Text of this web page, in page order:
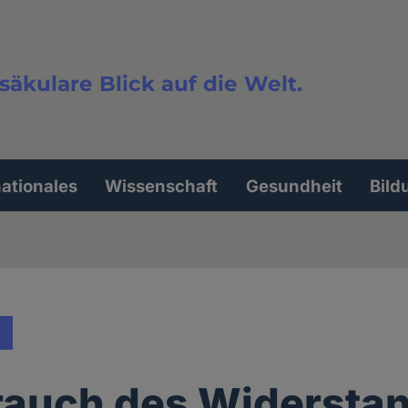
Blick auf die Welt.
Wissenschaft Gesundheit